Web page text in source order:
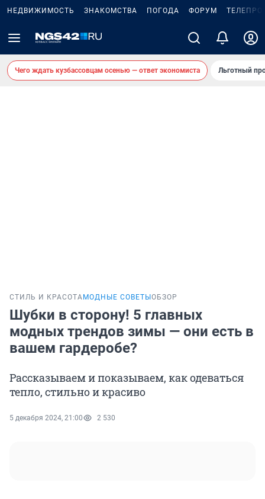
НЕДВИЖИМОСТЬ ЗНАКОМСТВА ПОГОДА ФОРУМ
Чего ждать кузбассовцам осенью — ответ экономиста Льготный
СТИЛЬ И КРАСОТА МОДНЫЕ СОВЕТЫ ОБЗОР
Шубки в сторону! 5 главных
модных трендов зимы — они есть в
вашем гардеробе?
Рассказываем и показываем, как одеваться
тепло, стильно и красиво
5 декабря 2024, 21:00 2 530